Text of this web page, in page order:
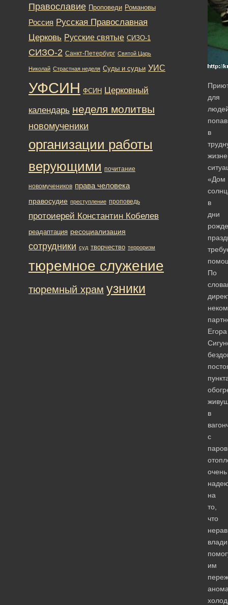
для
в
«Дом
в
дни
По
Егора
в
с
очень
на
то,
что
им
Православие Проповеди Романовы
Россия Русская Православная
Церковь Русские святые СИЗО-1
СИЗО-2 Санкт-Петербург Святой Царь
Николай Страстная неделя Суды и судьи УИС
УФСИН ФСИН Церковный
календарь неделя молитвы
новомученики
организации работы
верующими почитание
новомучеников права человека
правосудие преступление проповедь
протоиерей Константин Кобелев
реадаптация ресоциализация
сотрудники суд творчество терроризм
тюремное служение
тюремный храм узники